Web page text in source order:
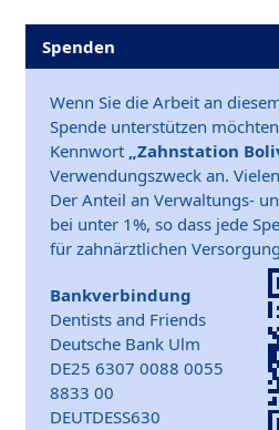
Spenden
Wenn Sie die Arbeit an
Spende unterstützen
Kennwort „Zahnstation
Verwendungszweck an.
Der Anteil an Verwaltungs-
bei unter 1%, so dass jede
für zahnärztlichen
Bankverbindung
Dentists and Friends
Deutsche Bank Ulm
DE25 6307 0088 0055
8833 00
DEUTDESS630